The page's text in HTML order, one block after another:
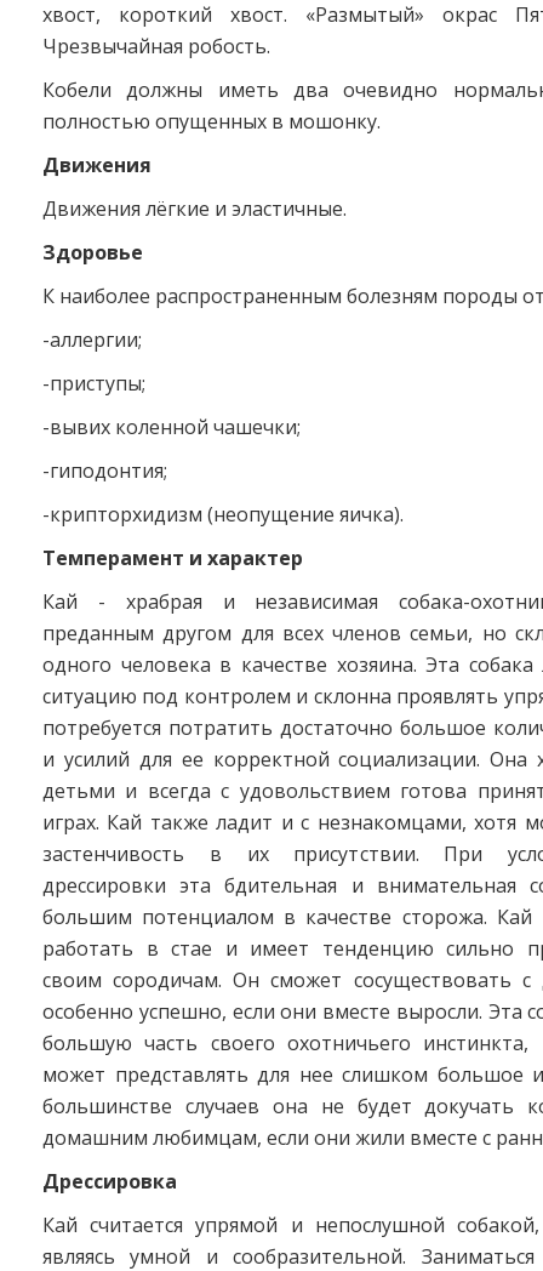
хвост, короткий хвост. «Размытый» окрас
Чрезвычайная робость.
Кобели должны иметь два очевидно
полностью опущенных в мошонку.
Движения
Движения лёгкие и эластичные.
Здоровье
К наиболее распространенным болезням породы
-аллергии;
-приступы;
-вывих коленной чашечки;
-гиподонтия;
-крипторхидизм (неопущение яичка).
Темперамент и характер
Кай - храбрая и независимая собака-
преданным другом для всех членов семьи, но
одного человека в качестве хозяина. Эта
ситуацию под контролем и склонна проявлять
потребуется потратить достаточно большое
и усилий для ее корректной социализации. Она
детьми и всегда с удовольствием готова
играх. Кай также ладит и с незнакомцами, хотя
застенчивость в их присутствии. При
дрессировки эта бдительная и внимательная
большим потенциалом в качестве сторожа.
работать в стае и имеет тенденцию сильно
своим сородичам. Он сможет сосуществовать с
особенно успешно, если они вместе выросли. Эта
большую часть своего охотничьего
может представлять для нее слишком большое
большинстве случаев она не будет докучать
домашним любимцам, если они жили вместе с
Дрессировка
Кай считается упрямой и непослушной
являясь умной и сообразительной.